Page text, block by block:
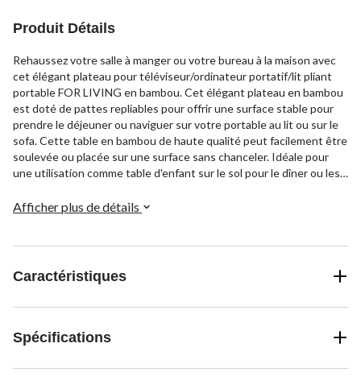
Produit Détails
Rehaussez votre salle à manger ou votre bureau à la maison avec
cet élégant plateau pour téléviseur/ordinateur portatif/lit pliant
portable FOR LIVING en bambou. Cet élégant plateau en bambou
est doté de pattes repliables pour offrir une surface stable pour
prendre le déjeuner ou naviguer sur votre portable au lit ou sur le
sofa. Cette table en bambou de haute qualité peut facilement être
soulevée ou placée sur une surface sans chanceler. Idéale pour
une utilisation comme table d'enfant sur le sol pour le dîner ou les
Afficher plus de détails
Caractéristiques
Spécifications